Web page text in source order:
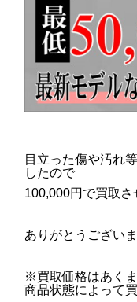
目立った傷や汚れ
したので
100,000円で買取さ
ありがとうございま
※買取価格はあく
商品状態によって